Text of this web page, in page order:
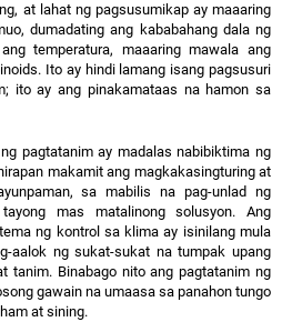
at lahat ng pagsusumikap ay maaaring
dumadating ang kababahang dala ng
temperatura, maaaring mawala ang
Ito ay hindi lamang isang pagsusuri
ito ay ang pinakamataas na hamon sa
pagtatanim ay madalas nabibiktima ng
makamit ang magkakasingturing at
sa mabilis na pag-unlad ng
mas matalinong solusyon. Ang
ng kontrol sa klima ay isinilang mula
aalok ng sukat-sukat na tumpak upang
tanim. Binabago nito ang pagtatanim ng
gawain na umaasa sa panahon tungo
at sining.